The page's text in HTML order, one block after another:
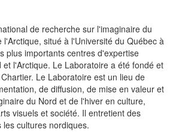
de recherche sur l'imaginaire du
l'Arctique, situé à l'Université du Québec à
plus importants centres d'expertise
et l'Arctique. Le Laboratoire a été fondé et
Le Laboratoire est un lieu de
de diffusion, de mise en valeur et
du Nord et de l'hiver en culture,
visuels et société. Il entretient des
cultures nordiques.